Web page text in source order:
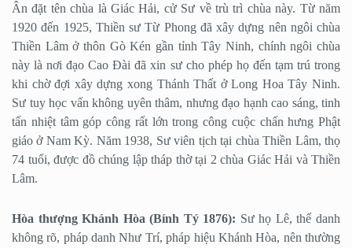
Ân đặt tên chùa là Giác Hải, cử Sư về trù trì chùa này. Từ năm
1920 đến 1925, Thiền sư Từ Phong đã xây dựng nên ngôi chùa
Thiền Lâm ở thôn Gò Kén gần tỉnh Tây Ninh, chính ngôi chùa
này là nơi đạo Cao Đài đã xin sư cho phép họ đến tạm trú trong
khi chờ đợi xây dựng xong Thánh Thất ở Long Hoa Tây Ninh.
Sư tuy học vấn không uyên thâm, nhưng đạo hạnh cao sáng, tinh
tấn nhiệt tâm góp công rất lớn trong công cuộc chấn hưng Phật
giáo ở Nam Kỳ. Năm 1938, Sư viên tịch tại chùa Thiền Lâm, thọ
74 tuổi, được đồ chúng lập tháp thờ tại 2 chùa Giác Hải và Thiền
Lâm.
Hòa thượng Khánh Hòa (Bính Tý 1876): Sư họ Lê, thế danh
không rõ, pháp danh Như Trí, pháp hiệu Khánh Hòa, nên thường